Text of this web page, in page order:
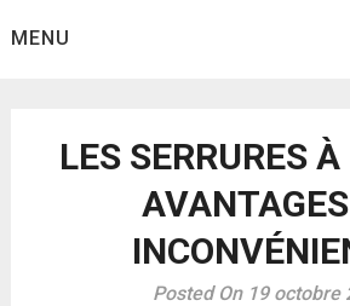
toMENU
LES SERRURES
Posted On 19 octobre